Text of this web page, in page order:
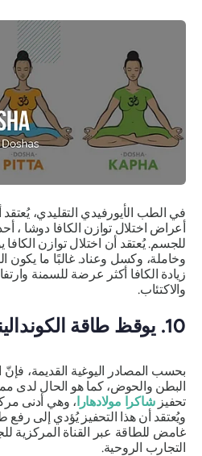
في الطب الأيورفيدي التقليدي، يُعتقد
أعراض اختلال توازنالكافا دوشا، أحد
للجسم. يُعتقد أن اختلال توازن
وخاملة، وكسل وعناد. غالبًا ما يكون
زيادة الكافا أكثر عرضة للسمنة
والاكتئاب.
10. يوقظ طاقة الكونداليني
بحسب المصادر اليوغية القديمة، فإنّ
البطن والحوض، كما هو الحال لدى
تحفيزشاكرا مولادهارا،وهي أدنى
ويُعتقد أن هذا التحفيز يُؤدي إلى رفع
غامض للطاقة عبر القناة المركزية
التجارب الروحية.